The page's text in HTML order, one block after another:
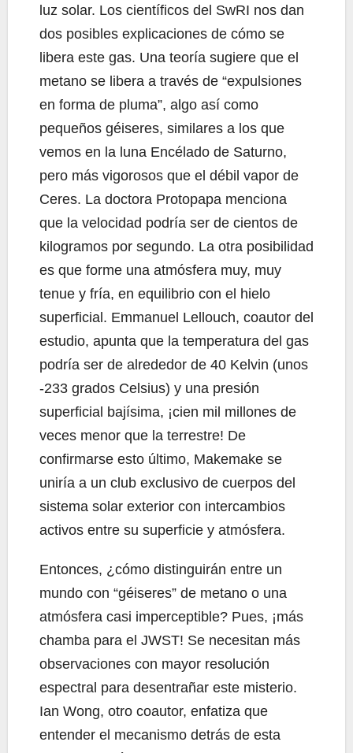
luz solar. Los científicos del SwRI nos dan
dos posibles explicaciones de cómo se
libera este gas. Una teoría sugiere que el
metano se libera a través de “expulsiones
en forma de pluma”, algo así como
pequeños géiseres, similares a los que
vemos en la luna Encélado de Saturno,
pero más vigorosos que el débil vapor de
Ceres. La doctora Protopapa menciona
que la velocidad podría ser de cientos de
kilogramos por segundo. La otra posibilidad
es que forme una atmósfera muy, muy
tenue y fría, en equilibrio con el hielo
superficial. Emmanuel Lellouch, coautor del
estudio, apunta que la temperatura del gas
podría ser de alrededor de 40 Kelvin (unos
-233 grados Celsius) y una presión
superficial bajísima, ¡cien mil millones de
veces menor que la terrestre! De
confirmarse esto último, Makemake se
uniría a un club exclusivo de cuerpos del
sistema solar exterior con intercambios
activos entre su superficie y atmósfera.
Entonces, ¿cómo distinguirán entre un
mundo con “géiseres” de metano o una
atmósfera casi imperceptible? Pues, ¡más
chamba para el JWST! Se necesitan más
observaciones con mayor resolución
espectral para desentrañar este misterio.
Ian Wong, otro coautor, enfatiza que
entender el mecanismo detrás de esta